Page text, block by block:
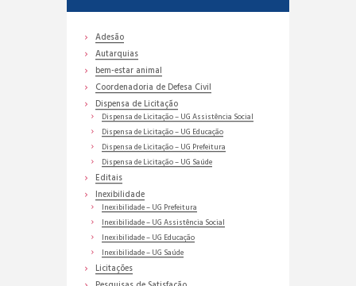
Adesão
Autarquias
bem-estar animal
Coordenadoria de Defesa Civil
Dispensa de Licitação
Dispensa de Licitação – UG Assistência Social
Dispensa de Licitação – UG Educação
Dispensa de Licitação – UG Prefeitura
Dispensa de Licitação – UG Saúde
Editais
Inexibilidade
Inexibilidade – UG Prefeitura
Inexibilidade – UG Assistência Social
Inexibilidade – UG Educação
Inexibilidade – UG Saúde
Licitações